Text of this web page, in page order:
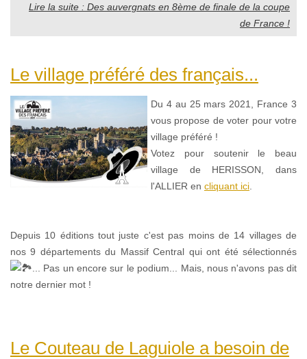
Lire la suite : Des auvergnats en 8ème de finale de la coupe
de France !
Le village préféré des français...
Du 4 au 25 mars 2021, France 3
vous propose de voter pour votre
village préféré !
Votez pour soutenir le beau
village de HERISSON, dans
l'ALLIER en cliquant ici
Depuis 10 éditions tout juste c'est pas moins de 14 villages de
nos 9 départements du Massif Central qui ont été sélectionnés
... Pas un encore sur le podium... Mais, nous n'avons pas dit
notre dernier mot !
Le Couteau de Laguiole a besoin de